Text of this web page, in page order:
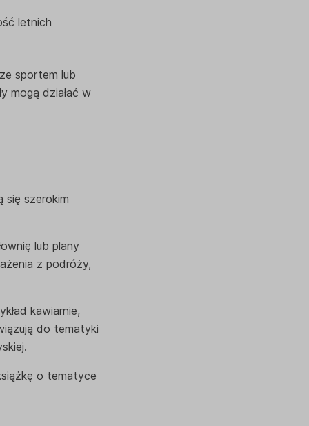
letnich
sportem lub
mogą działać w
szerokim
lub plany
z podróży,
kawiarnie,
do tematyki
o tematyce